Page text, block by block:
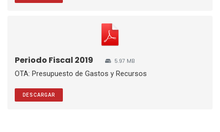
Periodo Fiscal 2019 5.97 MB
OTA: Presupuesto de Gastos y Recursos
DESCARGAR